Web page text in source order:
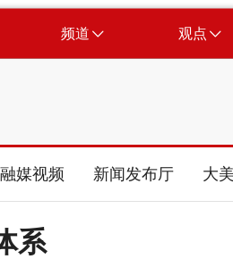
频道 观点
融媒视频 新闻发布厅 大
系